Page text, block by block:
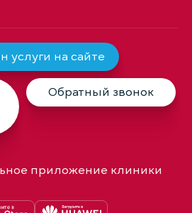
услуги на сайте
Обратный звонок
приложение клиники